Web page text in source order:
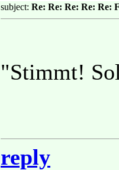
subject: Re: Re: Re: Re: Re:
"Stimmt!
reply